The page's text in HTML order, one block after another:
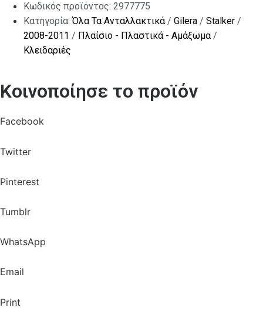
Κωδικός προϊόντος: 2977775
Κατηγορία:Όλα Τα Ανταλλακτικά/ Gilera / Stalker /
2008-2011 / Πλαίσιο - Πλαστικά - Αμάξωμα/
Κλειδαριές
Κοινοποίησε το προϊόν
Facebook
Twitter
Pinterest
Tumblr
WhatsApp
Email
Print